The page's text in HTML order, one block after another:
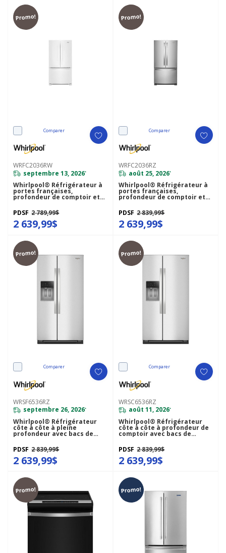
Promo!
Comparer
WRFC2036RW
septembre 13, 2026*
Whirlpool® Réfrigérateur à
portes françaises,
profondeur de comptoir et
congélateur inférieur - 36po
- 20picu WRFC2036RW
PDSF 2 789,99$
2 639,99$
Promo!
Comparer
WRFC2036RZ
août 25, 2026*
Whirlpool® Réfrigérateur à
portes françaises,
profondeur de comptoir et
congélateur inférieur - 36po
- 20picu WRFC2036RZ
PDSF 2 839,99$
2 639,99$
Promo!
Comparer
WRSF6536RZ
septembre 26, 2026*
Whirlpool® Réfrigérateur
côte à côte à pleine
profondeur avec bacs de
préparation et de
rangement - 36 pi cu
WRSF6536RZ
PDSF 2 839,99$
2 639,99$
Promo!
Comparer
WRSC6536RZ
août 11, 2026*
Whirlpool® Réfrigérateur
côte à côte à profondeur de
comptoir avec bacs de
préparation et de
rangement - 36 pi cu
WRSC6536RZ
PDSF 2 839,99$
2 639,99$
Promo! Promo!